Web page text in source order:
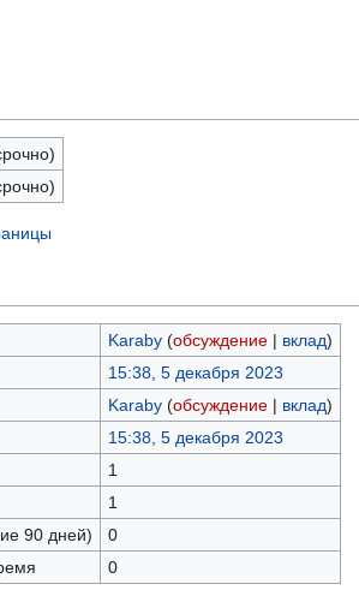
Karaby (обсуждение| вклад)
15:38, 5 декабря 2023
Karaby (обсуждение| вклад)
15:38, 5 декабря 2023
1
1
90 дней)
0
0